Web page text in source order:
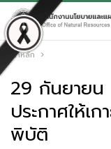
หน้าหลัก
29 กันยายน
ประกาศให้เ
พิบัติ